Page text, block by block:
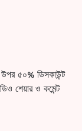
উপর ৫০% ডিসকাউন্ট
শেয়ার ও কমেন্ট